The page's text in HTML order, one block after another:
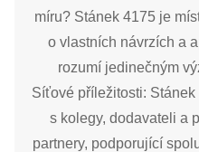
míru? Stánek 4175 je
o vlastních návrzích a
rozumí jedinečným
Síťové příležitosti:
s kolegy, dodavateli a
partnery, podporující